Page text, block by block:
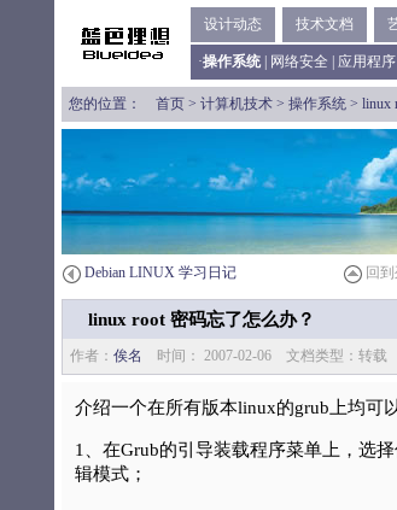
设计动态 技术文档
·操作系统 网络安全 应用程序
您的位置： 首页 > 计算机技术 > 操作系统 > linux
Debian LINUX 学习日记 回
linux root 密码忘了怎么办？
作者： 俟名 时间： 2007-02-06 文档类型：转载
介绍一个在所有版本linux的grub上均可
1、在Grub的引导装载程序菜单上，选
辑模式；